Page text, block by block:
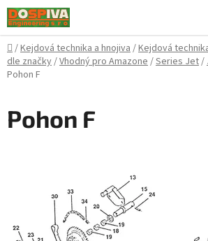
Přejít
na
obsah
Domů
/Kejdová technika a hnojiva/Kejdová
dle značky/Vhodný pro Amazone/Series Jet/
Pohon F
Pohon F